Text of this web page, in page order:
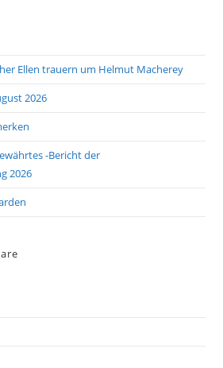
Ellen trauern um Helmut Macherey
2026
-Bericht der
2026